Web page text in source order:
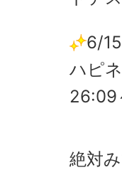
6/
ハピ
26:09
絶対